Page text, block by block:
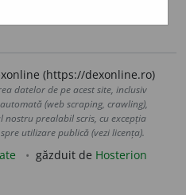
(https://dexonline.ro)
datelor de pe acest site, inclusiv
(web scraping, crawling),
prealabil scris, cu excepția
utilizare publică (vezi licența).
găzduit de Hosterion